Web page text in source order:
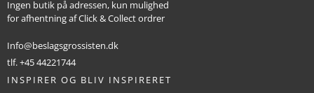
Ingen butik på adressen, kun mulighed
for afhentning af Click & Collect ordrer
Info@beslagsgrossisten.dk
tlf. +45 44221744
INSPIRER OG BLIV INSPIRERET